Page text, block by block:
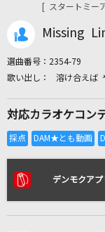
リア
Starting Now
[ スタートミー
Missing
選曲番号： 2354-79
溶け合えば
対応カラオケコン
デンモクアプ